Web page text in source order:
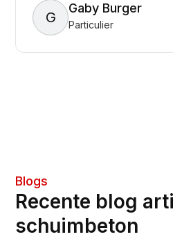
G
Gaby Burger
Particulier
Blogs
Recente blog
schuimbeton